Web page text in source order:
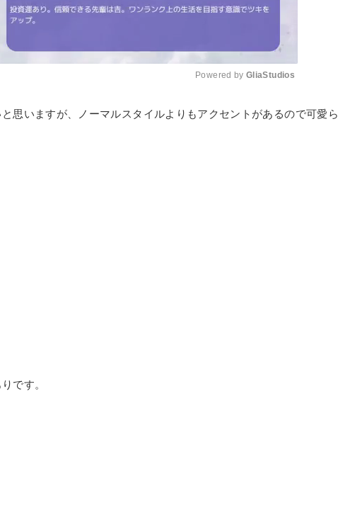
Mute
Powered by GliaStudios
思いますが、ノーマルスタイルよりもアクセントがあるので可愛ら
です。